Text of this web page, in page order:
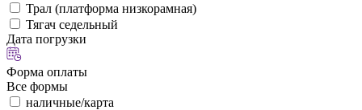
Трал (платформа низкорамная)
Тягач седельный
Дата погрузки
Форма оплаты
Все формы
наличные/карта